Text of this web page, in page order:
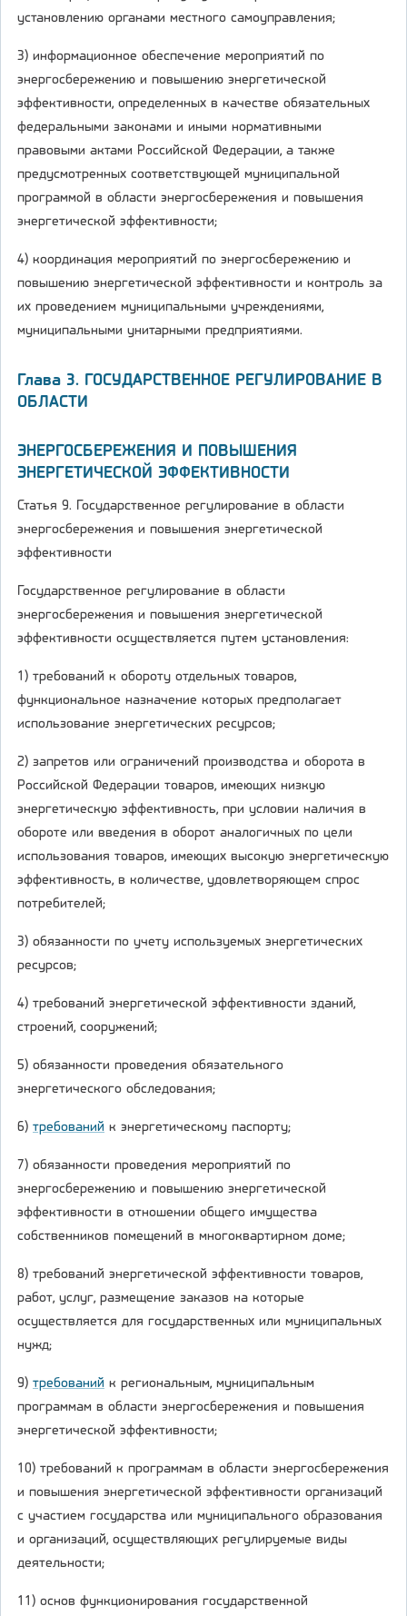
установлению органами местного самоуправления;
3) информационное обеспечение мероприятий по
энергосбережению и повышению энергетической
эффективности, определенных в качестве обязательных
федеральными законами и иными нормативными
правовыми актами Российской Федерации, а также
предусмотренных соответствующей муниципальной
программой в области энергосбережения и повышения
энергетической эффективности;
4) координация мероприятий по энергосбережению и
повышению энергетической эффективности и контроль за
их проведением муниципальными учреждениями,
муниципальными унитарными предприятиями.
Глава 3. ГОСУДАРСТВЕННОЕ РЕГУЛИРОВАНИЕ В
ОБЛАСТИ
ЭНЕРГОСБЕРЕЖЕНИЯ И ПОВЫШЕНИЯ
ЭНЕРГЕТИЧЕСКОЙ ЭФФЕКТИВНОСТИ
Статья 9. Государственное регулирование в области
энергосбережения и повышения энергетической
эффективности
Государственное регулирование в области
энергосбережения и повышения энергетической
эффективности осуществляется путем установления:
1) требований к обороту отдельных товаров,
функциональное назначение которых предполагает
использование энергетических ресурсов;
2) запретов или ограничений производства и оборота в
Российской Федерации товаров, имеющих низкую
энергетическую эффективность, при условии наличия в
обороте или введения в оборот аналогичных по цели
использования товаров, имеющих высокую энергетическую
эффективность, в количестве, удовлетворяющем спрос
потребителей;
3) обязанности по учету используемых энергетических
ресурсов;
4) требований энергетической эффективности зданий,
строений, сооружений;
5) обязанности проведения обязательного
энергетического обследования;
6) требований к энергетическому паспорту;
7) обязанности проведения мероприятий по
энергосбережению и повышению энергетической
эффективности в отношении общего имущества
собственников помещений в многоквартирном доме;
8) требований энергетической эффективности товаров,
работ, услуг, размещение заказов на которые
осуществляется для государственных или муниципальных
нужд;
9) требований к региональным, муниципальным
программам в области энергосбережения и повышения
энергетической эффективности;
10) требований к программам в области энергосбережения
и повышения энергетической эффективности организаций
с участием государства или муниципального образования
и организаций, осуществляющих регулируемые виды
деятельности;
11) основ функционирования государственной